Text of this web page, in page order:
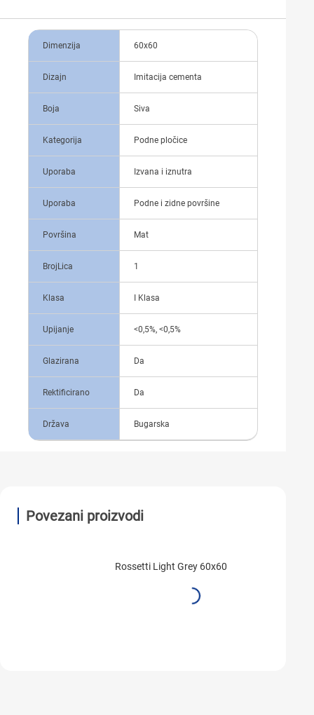
Dimenzija 60x60
Dizajn Imitacija cementa
Boja Siva
Kategorija Podne pločice
Uporaba Izvana i iznutra
Uporaba Podne i zidne površine
Površina Mat
BrojLica 1
Klasa I Klasa
Upijanje <0,5%, <0,5%
Glazirana Da
Rektificirano Da
Država Bugarska
Povezani proizvodi
Rossetti Light Grey 60x60